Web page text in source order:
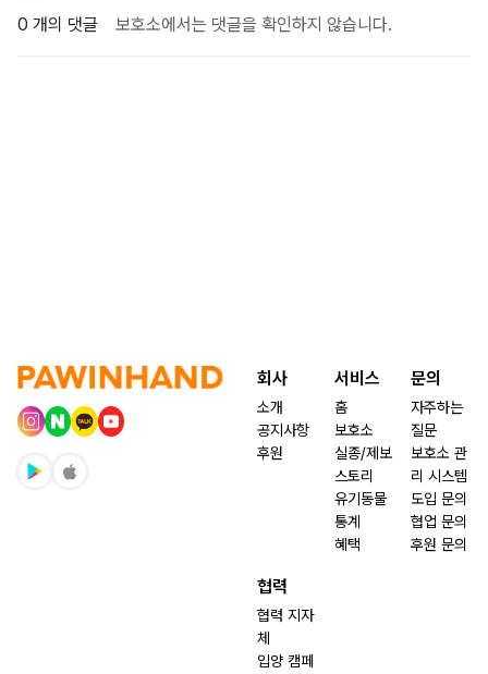
0 개의 댓글 보호소에서는 댓글을 확인하지 않습니다.
회사
소개
공지사항
후원
서비스
홈
보호소
실종/제보
스토리
유기동물
통계
혜택
문의
자주하는
질문
보호소 관
리 시스템
도입 문의
협업 문의
후원 문의
협력
협력 지자
체
입양 캠페